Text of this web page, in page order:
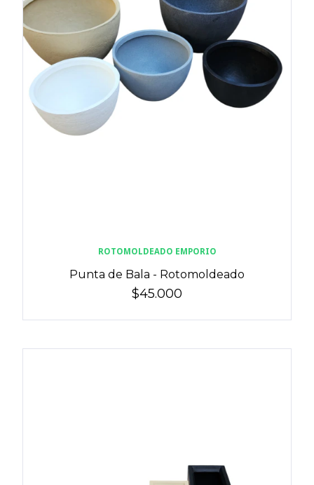
ROTOMOLDEADO EMPORIO
Punta de Bala - Rotomoldeado
$45.000